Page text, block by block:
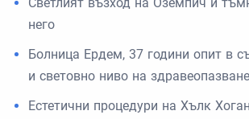
него
Болница Ердем, 37 години опит в
и световно ниво на здравеопазване
Естетични процедури на Хълк